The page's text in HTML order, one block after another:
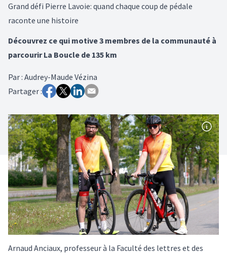
Grand défi Pierre Lavoie: quand chaque coup de pédale
raconte une histoire
Découvrez ce qui motive 3 membres de la communauté à
parcourir La Boucle de 135 km
Par: Audrey-Maude Vézina
Partager :
Arnaud Anciaux, professeur à la Faculté des lettres et des